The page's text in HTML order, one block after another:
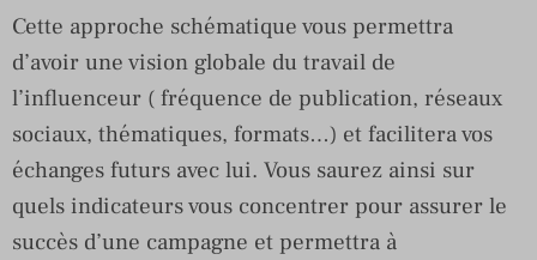
Cette approche schématique vous permettra
d’avoir une vision globale du travail de
l’influenceur ( fréquence de publication, réseaux
sociaux, thématiques, formats…) et facilitera vos
échanges futurs avec lui. Vous saurez ainsi sur
quels indicateurs vous concentrer pour assurer le
succès d’une campagne et permettra à